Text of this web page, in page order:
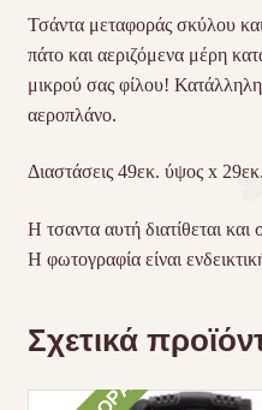
Τσάντα μεταφοράς σκύλου
πάτο και αεριζόμενα μέρη
μικρού σας φίλου!
αεροπλάνο.
Διαστάσεις 49εκ. ύψος x
Η τσαντα αυτή διατίθεται
Η φωτογραφία είναι
Σχετικά